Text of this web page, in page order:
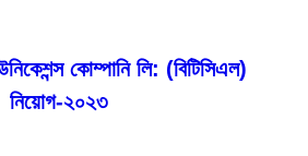
কোম্পানি লি: (বিটিসিএল)
নিয়োগ-২০২৩